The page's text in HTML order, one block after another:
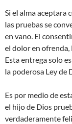
Si el alma aceptara
las pruebas se
en vano. El
el dolor en ofrenda,
Esta entrega solo
la poderosa Ley de
Es por medio de
el hijo de Dios
verdaderamente